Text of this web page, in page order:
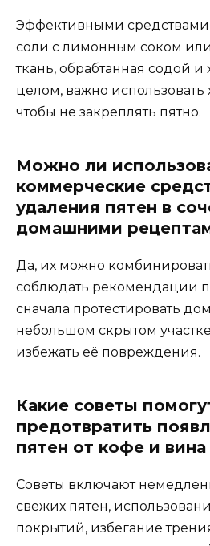
Эффективными средствами
соли с лимонным соком или
ткань, обрабтанная содой
целом, важно
чтобы не закреплять пятно.
Можно ли
коммерческие
удаления пятен в
домашними
Да, их можно
соблюдать рекомендации
сначала протестировать
небольшом скрытом
избежать её повреждения.
Какие советы
предотвратить
пятен от кофе и
Советы включают
свежих пятен,
покрытий, избегание